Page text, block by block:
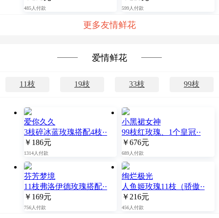
485人付款 599人付款
更多友情鲜花
爱情鲜花
11枝 19枝 33枝 99枝
爱你久久
3枝碎冰蓝玫瑰搭配4枝··
￥186元
1314人付款
小黑裙女神
99枝红玫瑰、1个皇冠··
￥676元
689人付款
芬芳梦境
11枝弗洛伊德玫瑰搭配··
￥169元
756人付款
绚烂极光
人鱼姬玫瑰11枝（骄傲··
￥216元
456人付款